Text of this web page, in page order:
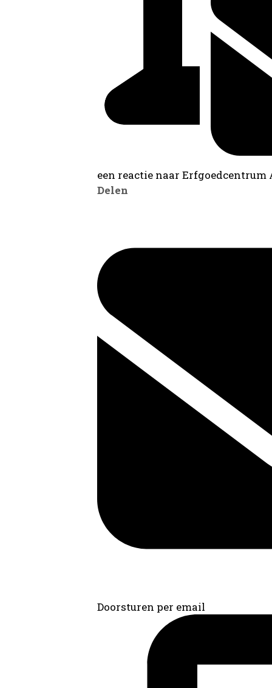
een reactie naar
Delen
Doorsturen per email